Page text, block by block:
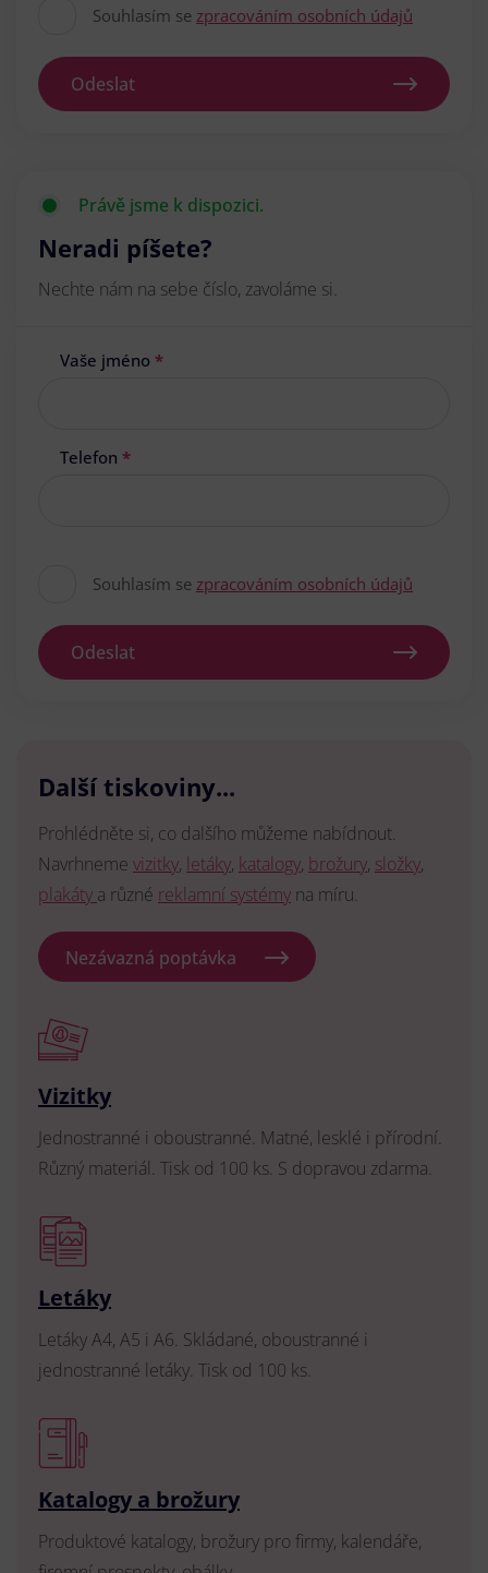
Souhlasím se zpracováním osobních údajů
Odeslat
Právě jsme k dispozici.
Neradi píšete?
Nechte nám na sebe číslo, zavoláme si.
Vaše jméno *
Telefon *
Souhlasím se zpracováním osobních údajů
Odeslat
Další tiskoviny...
Prohlédněte si, co dalšího můžeme nabídnout.
Navrhneme vizitky, letáky, katalogy, brožury, složky,
plakáty a různé reklamní systémy na míru.
Nezávazná poptávka
Vizitky
Jednostranné i oboustranné. Matné, lesklé i přírodní.
Různý materiál. Tisk od 100 ks. S dopravou zdarma.
Letáky
Letáky A4, A5 i A6. Skládané, oboustranné i
jednostranné letáky. Tisk od 100 ks.
Katalogy a brožury
Produktové katalogy, brožury pro firmy, kalendáře,